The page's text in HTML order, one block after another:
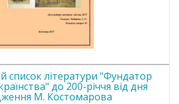
список літератури "Фундатор
до 200-річчя від дня
М. Костомарова